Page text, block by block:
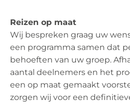
Reizen op maat
Wij bespreken graag uw
een programma samen dat
behoeften van uw groep.
aantal deelnemers en het
een op maat gemaakt
zorgen wij voor een